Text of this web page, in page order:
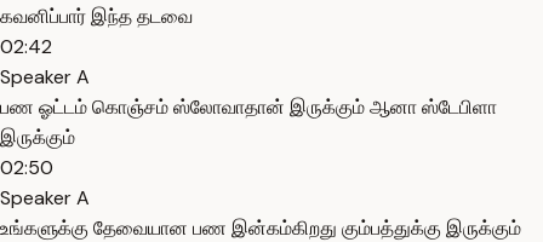
கவனிப்பார் இந்த தடவை
02:42
Speaker A
பண ஓட்டம் கொஞ்சம் ஸ்லோவாதான் இருக்கும் ஆனா ஸ்டேபிளா
இருக்கும்
02:50
Speaker A
உங்களுக்கு தேவையான பண இன்கம்கிறது கும்பத்துக்கு இருக்கும்